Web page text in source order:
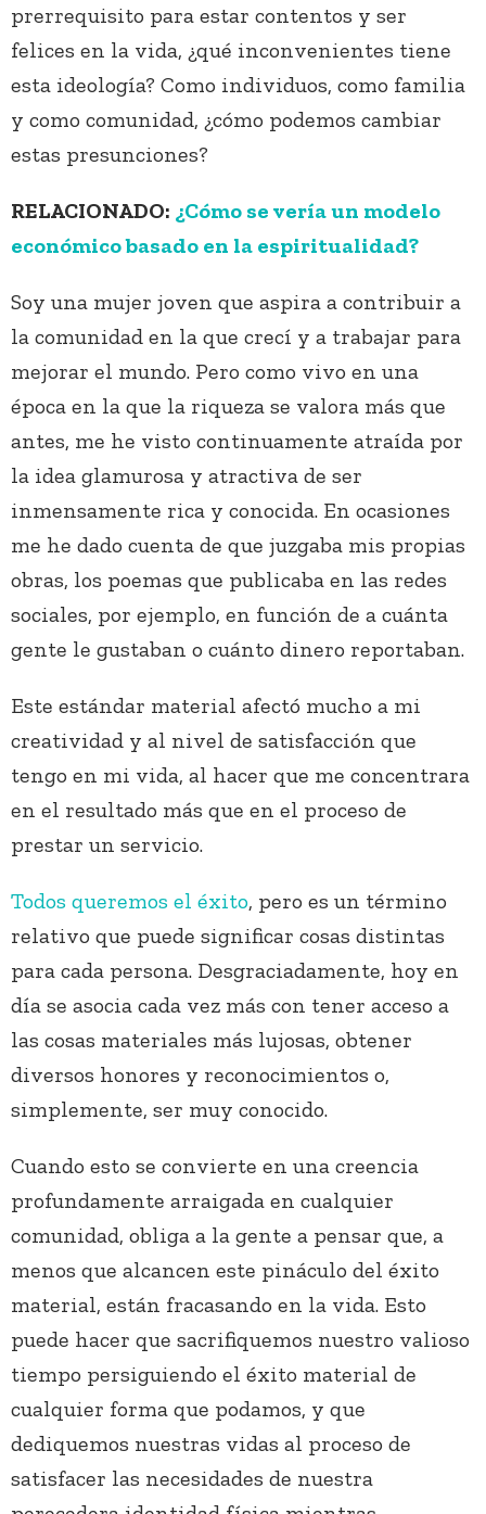
prerrequisito para estar contentos y ser
felices en la vida, ¿qué inconvenientes tiene
esta ideología? Como individuos, como familia
y como comunidad, ¿cómo podemos cambiar
estas presunciones?
RELACIONADO: ¿Cómo se vería un modelo
económico basado en la espiritualidad?
Soy una mujer joven que aspira a contribuir a
la comunidad en la que crecí y a trabajar para
mejorar el mundo. Pero como vivo en una
época en la que la riqueza se valora más que
antes, me he visto continuamente atraída por
la idea glamurosa y atractiva de ser
inmensamente rica y conocida. En ocasiones
me he dado cuenta de que juzgaba mis propias
obras, los poemas que publicaba en las redes
sociales, por ejemplo, en función de a cuánta
gente le gustaban o cuánto dinero reportaban.
Este estándar material afectó mucho a mi
creatividad y al nivel de satisfacción que
tengo en mi vida, al hacer que me concentrara
en el resultado más que en el proceso de
prestar un servicio.
Todos queremos el éxito, pero es un término
relativo que puede significar cosas distintas
para cada persona. Desgraciadamente, hoy en
día se asocia cada vez más con tener acceso a
las cosas materiales más lujosas, obtener
diversos honores y reconocimientos o,
simplemente, ser muy conocido.
Cuando esto se convierte en una creencia
profundamente arraigada en cualquier
comunidad, obliga a la gente a pensar que, a
menos que alcancen este pináculo del éxito
material, están fracasando en la vida. Esto
puede hacer que sacrifiquemos nuestro valioso
tiempo persiguiendo el éxito material de
cualquier forma que podamos, y que
dediquemos nuestras vidas al proceso de
satisfacer las necesidades de nuestra